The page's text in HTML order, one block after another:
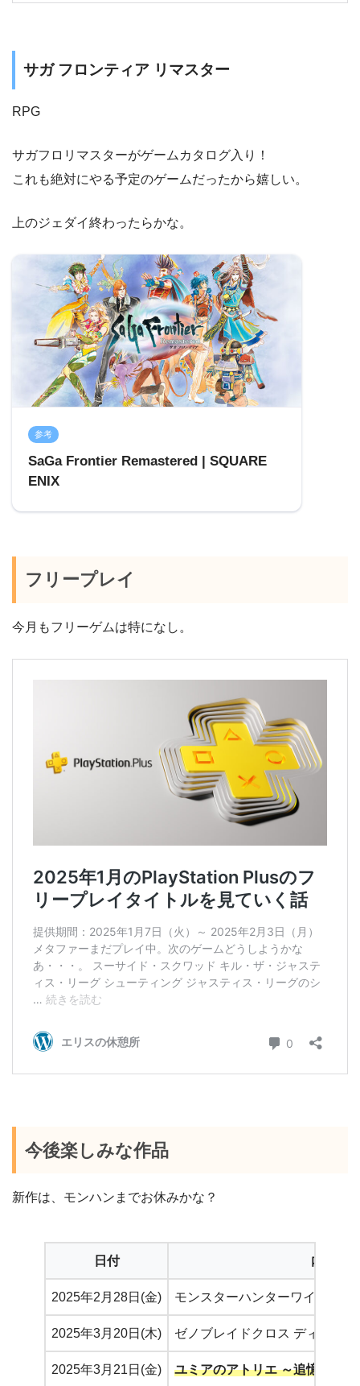
サガ フロンティア リマスター
RPG
サガフロリマスターがゲームカタログ入り！
これも絶対にやる予定のゲームだったから嬉しい。
上のジェダイ終わったらかな。
参考
SaGa Frontier Remastered | SQUARE
ENIX
フリープレイ
今月もフリーゲムは特になし。
今後楽しみな作品
新作は、モンハンまでお休みかな？
日付 内容
2025年2月28日(金) モンスターハンターワイルズ
2025年3月20日(木) ゼノブレイドクロス ディフィ
2025年3月21日(金) ユミアのアトリエ ～追憶の錬